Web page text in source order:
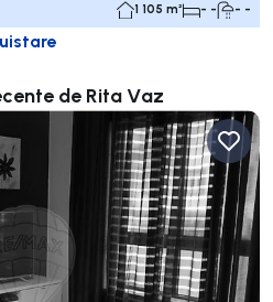
1 105 m² - - - -
de Rita Vaz